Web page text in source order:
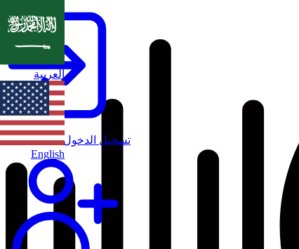
تسجيل الدخول
العربية
English